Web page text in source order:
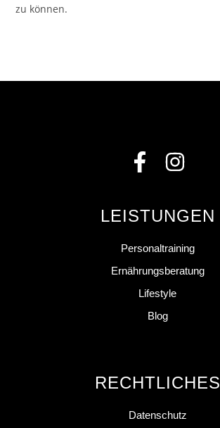
zu können.
LEISTUNGEN
Personaltraining
Ernährungsberatung
Lifestyle
Blog
RECHTLICHES
Datenschutz